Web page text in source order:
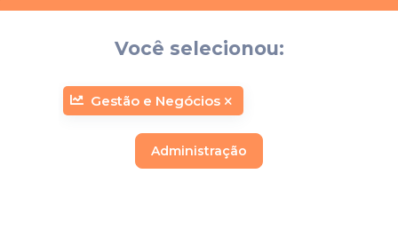
Você selecionou:
Gestão e Negócios
Administração